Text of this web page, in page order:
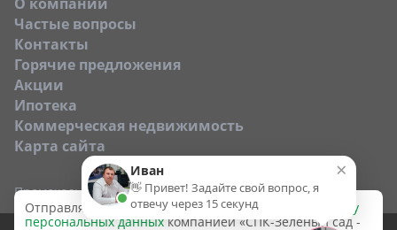
Частые вопросы
Контакты
Горячие предложения
Акции
Ипотека
Коммерческая недвижимость
Карта сайта
Промокод:
Отправляя эту форму, вы даёте согласие на
обработку
персональных данныхкомпанией «СПК-Зеленый сад -
×
Иван
👋 Привет! Задайте свой вопрос, я
отвечу через 15 секунд